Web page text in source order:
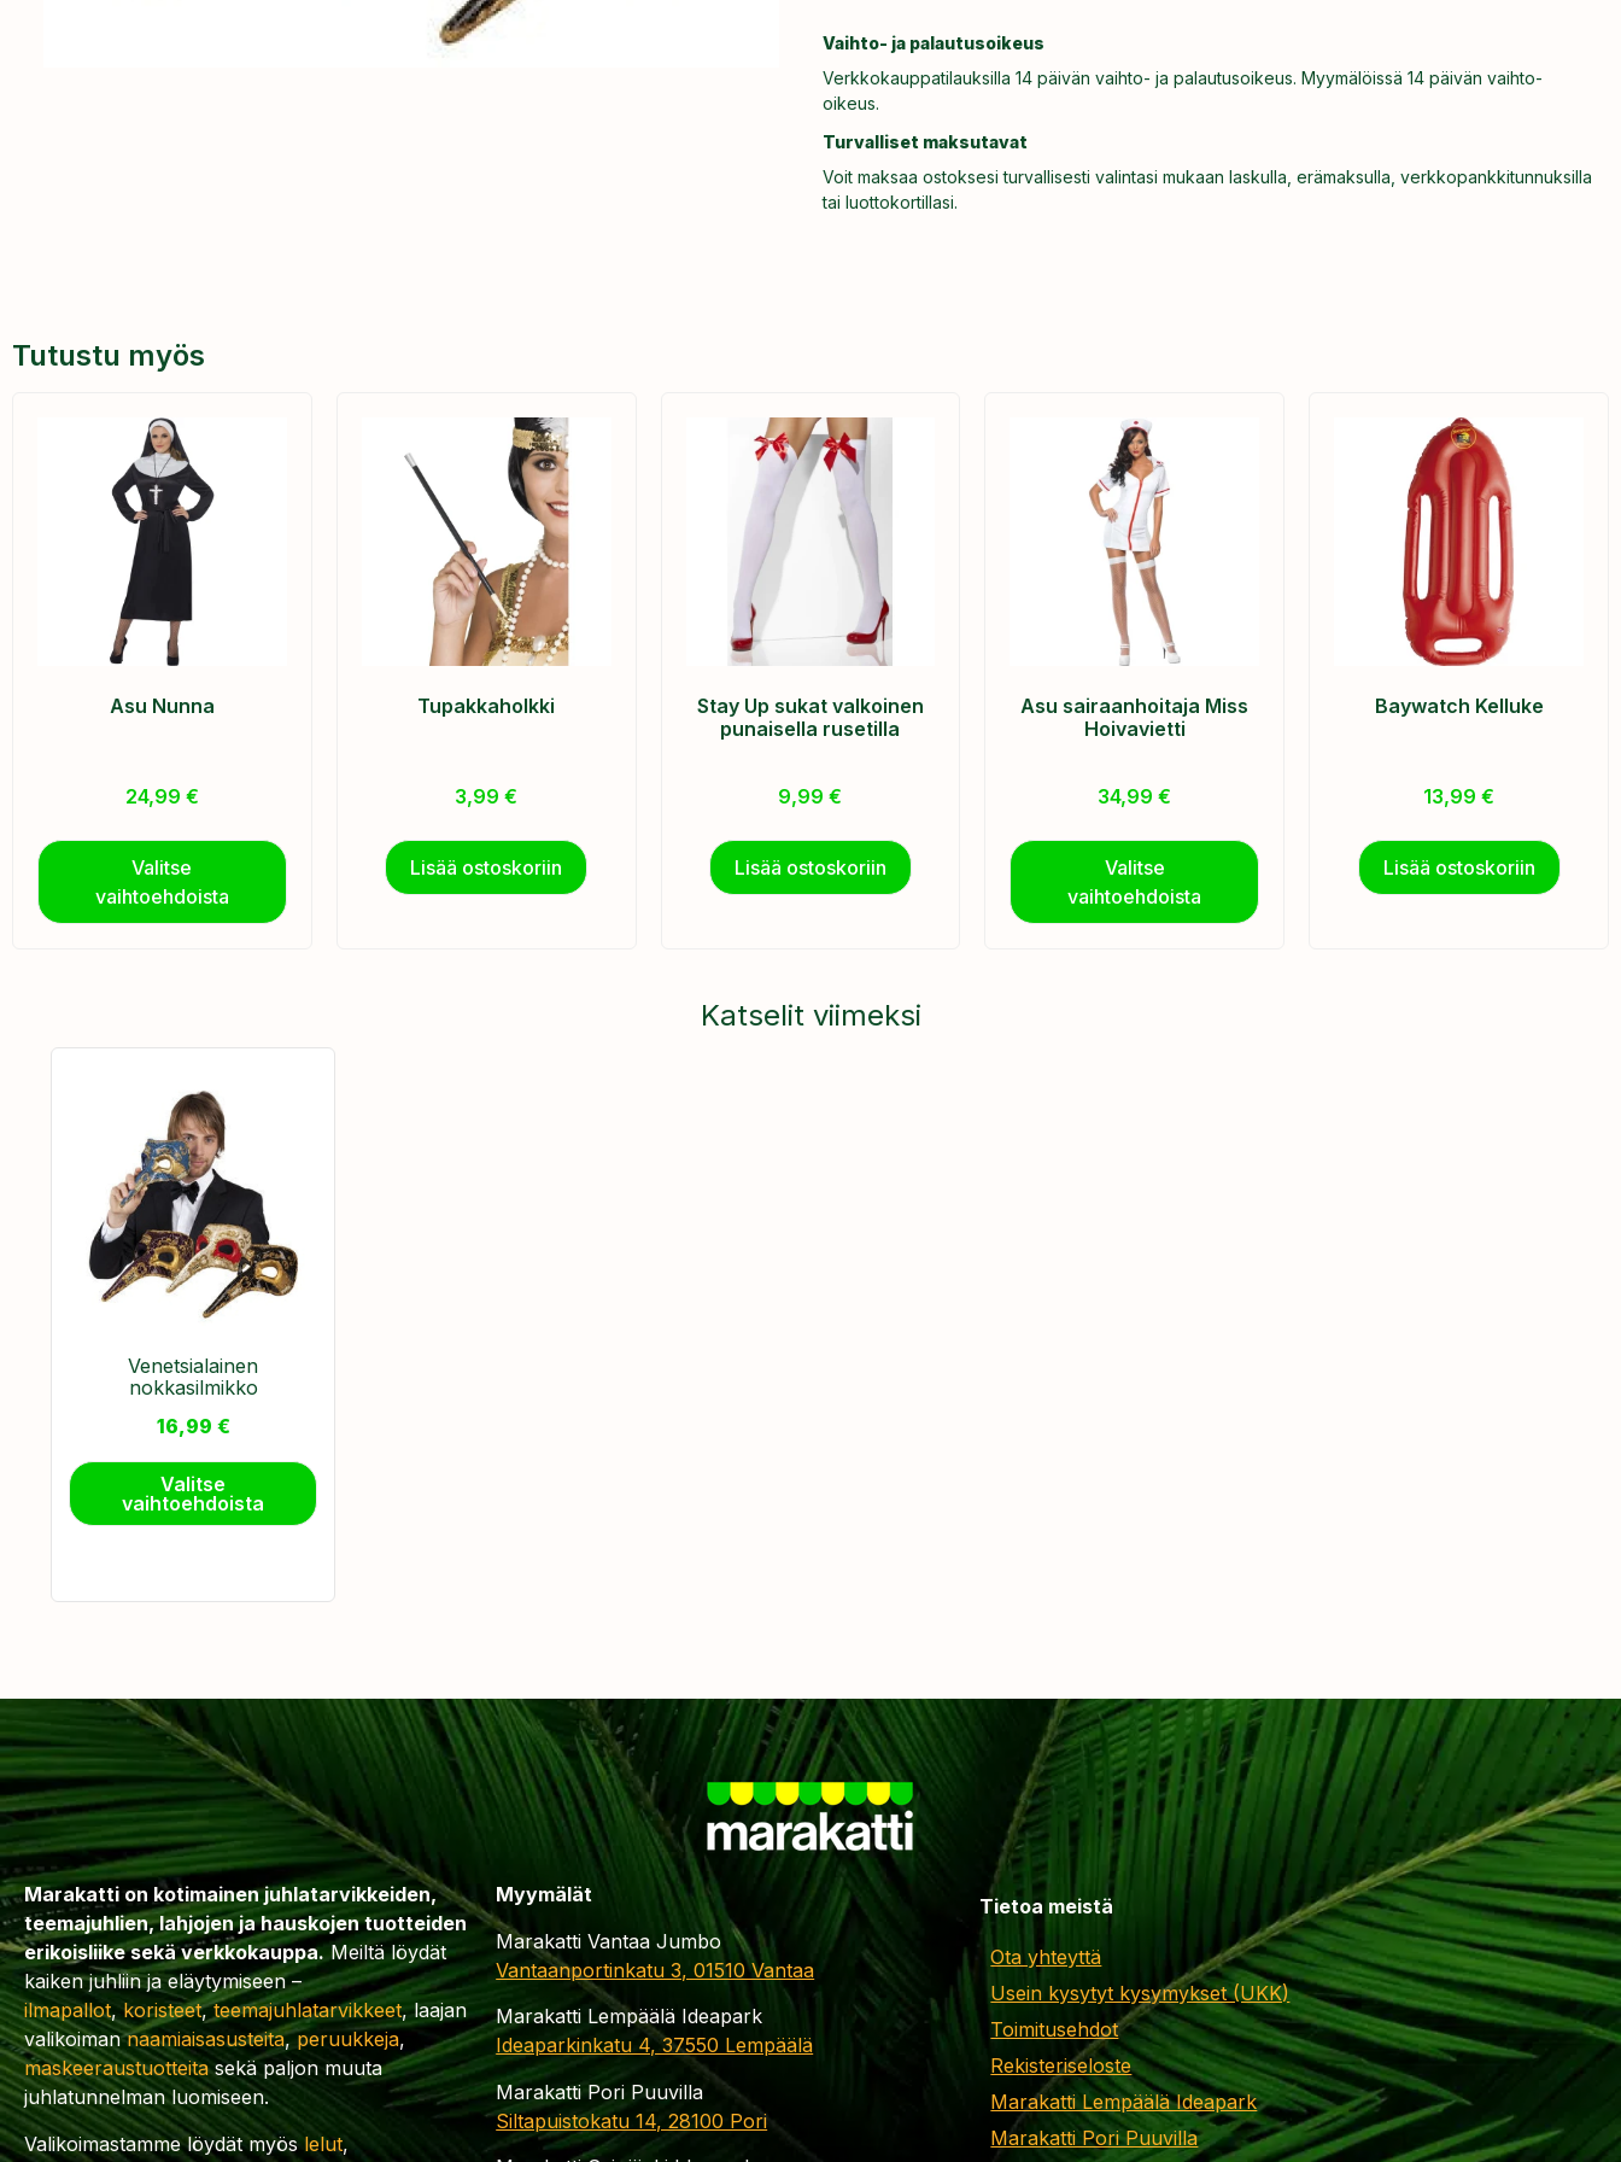
Vaihto- ja palautusoikeus
Verkkokauppatilauksilla 14 päivän vaihto- ja palautusoikeus. Myymälöissä 14 päivän vaihto-
oikeus.
Turvalliset maksutavat
Voit maksaa ostoksesi turvallisesti valintasi mukaan laskulla, erämaksulla, verkkopankkitunnuksilla
tai luottokortillasi.
Tutustu myös
Asu Nunna
24,99 €
Valitse
vaihtoehdoista
Tupakkaholkki
3,99€
Lisää ostoskoriin
Stay Up sukat valkoinen
punaisella rusetilla
9,99€
Lisää ostoskoriin
Asu sairaanhoitaja Miss
Hoivavietti
34,99€
Valitse
vaihtoehdoista
Baywatch Kelluke
13,99€
Lisää ostoskoriin
Katselit viimeksi
Venetsialainen
nokkasilmikko
16,99 €
Valitse
vaihtoehdoista
Marakatti on kotimainen juhlatarvikkeiden,
teemajuhlien, lahjojen ja hauskojen tuotteiden
erikoisliike sekä verkkokauppa.Meiltä löydät
kaiken juhliin ja eläytymiseen –
ilmapallot,koristeet,teemajuhlatarvikkeet, laajan
valikoimannaamiaisasusteita,peruukkeja,
maskeeraustuotteitasekä paljon muuta
juhlatunnelman luomiseen.
Valikoimastamme löydät myöslelut,
Myymälät
Marakatti Vantaa Jumbo
Vantaanportinkatu 3, 01510 Vantaa
Marakatti Lempäälä Ideapark
Ideaparkinkatu 4, 37550 Lempäälä
Marakatti Pori Puuvilla
Siltapuistokatu 14, 28100 Pori
Tietoa meistä
Ota yhteyttä
Usein kysytyt kysymykset (UKK)
Toimitusehdot
Rekisteriseloste
Marakatti Lempäälä Ideapark
Marakatti Pori Puuvilla